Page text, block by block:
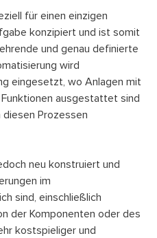
für einen einzigen
konzipiert und ist somit
und genau definierte
wird
eingesetzt, wo Anlagen mit
ausgestattet sind
Prozessen
neu konstruiert und
im
sind, einschließlich
der Komponenten oder des
kostspieliger und